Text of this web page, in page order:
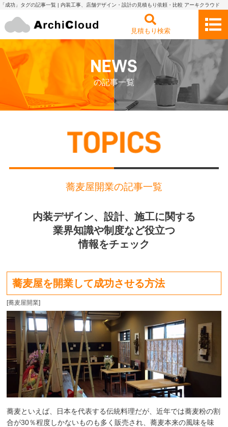
「成功」タグの記事一覧 | 内装工事、店舗デザイン・設計の見積もり依頼・比較 アーキクラウド
見積もり検索
の記事一覧
蕎麦屋開業の記事一覧
内装デザイン、設計、施工に関する
業界知識や制度など役立つ
情報をチェック
蕎麦屋を開業して成功させる方法
[蕎麦屋開業]
蕎麦といえば、日本を代表する伝統料理だが、近年では蕎麦粉の割
合が30％程度しかないものも多く販売され、蕎麦本来の風味を味